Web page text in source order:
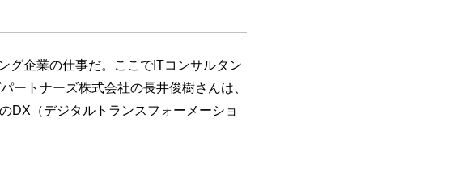
グ企業の仕事だ。ここでITコンサルタン
ートナーズ株式会社の長井俊樹さんは、
DX（デジタルトランスフォーメーショ